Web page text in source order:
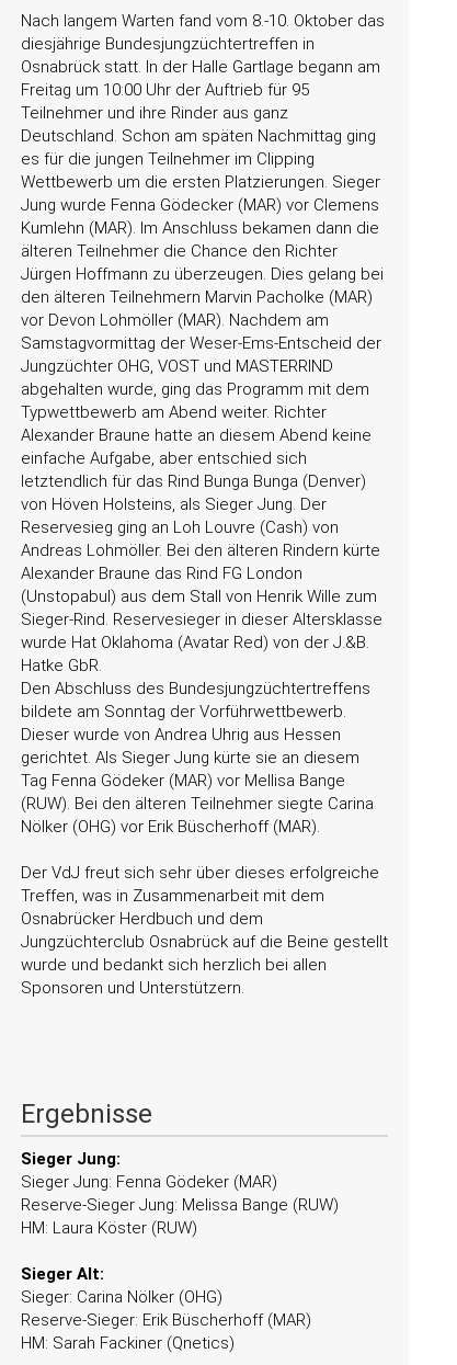
Nach langem Warten fand vom 8.-10. Oktober das
diesjährige Bundesjungzüchtertreffen in
Osnabrück statt. In der Halle Gartlage begann am
Freitag um 10:00 Uhr der Auftrieb für 95
Teilnehmer und ihre Rinder aus ganz
Deutschland. Schon am späten Nachmittag ging
es für die jungen Teilnehmer im Clipping
Wettbewerb um die ersten Platzierungen. Sieger
Jung wurde Fenna Gödecker (MAR) vor Clemens
Kumlehn (MAR). Im Anschluss bekamen dann die
älteren Teilnehmer die Chance den Richter
Jürgen Hoffmann zu überzeugen. Dies gelang bei
den älteren Teilnehmern Marvin Pacholke (MAR)
vor Devon Lohmöller (MAR). Nachdem am
Samstagvormittag der Weser-Ems-Entscheid der
Jungzüchter OHG, VOST und MASTERRIND
abgehalten wurde, ging das Programm mit dem
Typwettbewerb am Abend weiter. Richter
Alexander Braune hatte an diesem Abend keine
einfache Aufgabe, aber entschied sich
letztendlich für das Rind Bunga Bunga (Denver)
von Höven Holsteins, als Sieger Jung. Der
Reservesieg ging an Loh Louvre (Cash) von
Andreas Lohmöller. Bei den älteren Rindern kürte
Alexander Braune das Rind FG London
(Unstopabul) aus dem Stall von Henrik Wille zum
Sieger-Rind. Reservesieger in dieser Altersklasse
wurde Hat Oklahoma (Avatar Red) von der J.&B.
Hatke GbR.
Den Abschluss des Bundesjungzüchtertreffens
bildete am Sonntag der Vorführwettbewerb.
Dieser wurde von Andrea Uhrig aus Hessen
gerichtet. Als Sieger Jung kürte sie an diesem
Tag Fenna Gödeker (MAR) vor Mellisa Bange
(RUW). Bei den älteren Teilnehmer siegte Carina
Nölker (OHG) vor Erik Büscherhoff (MAR).
Der VdJ freut sich sehr über dieses erfolgreiche
Treffen, was in Zusammenarbeit mit dem
Osnabrücker Herdbuch und dem
Jungzüchterclub Osnabrück auf die Beine gestellt
wurde und bedankt sich herzlich bei allen
Sponsoren und Unterstützern.
Ergebnisse
Sieger Jung:
Sieger Jung: Fenna Gödeker (MAR)
Reserve-Sieger Jung: Melissa Bange (RUW)
HM: Laura Köster (RUW)
Sieger Alt:
Sieger: Carina Nölker (OHG)
Reserve-Sieger: Erik Büscherhoff (MAR)
HM: Sarah Fackiner (Qnetics)